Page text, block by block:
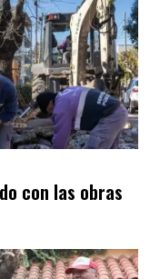
con las obras